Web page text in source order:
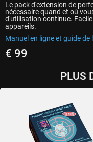
Le pack d'extension de
nécessaire quand et où
d'utilisation continue.
appareils.
Manuel en ligne et guide
€ 99
PLUS